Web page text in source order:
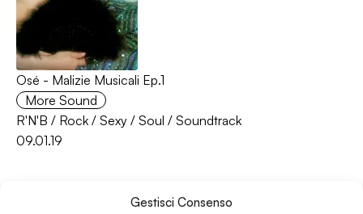
Gestisci Consenso
Osé - Malizie Musicali Ep.1
More Sound
R'N'B / Rock / Sexy / Soul / Soundtrack
09.01.19